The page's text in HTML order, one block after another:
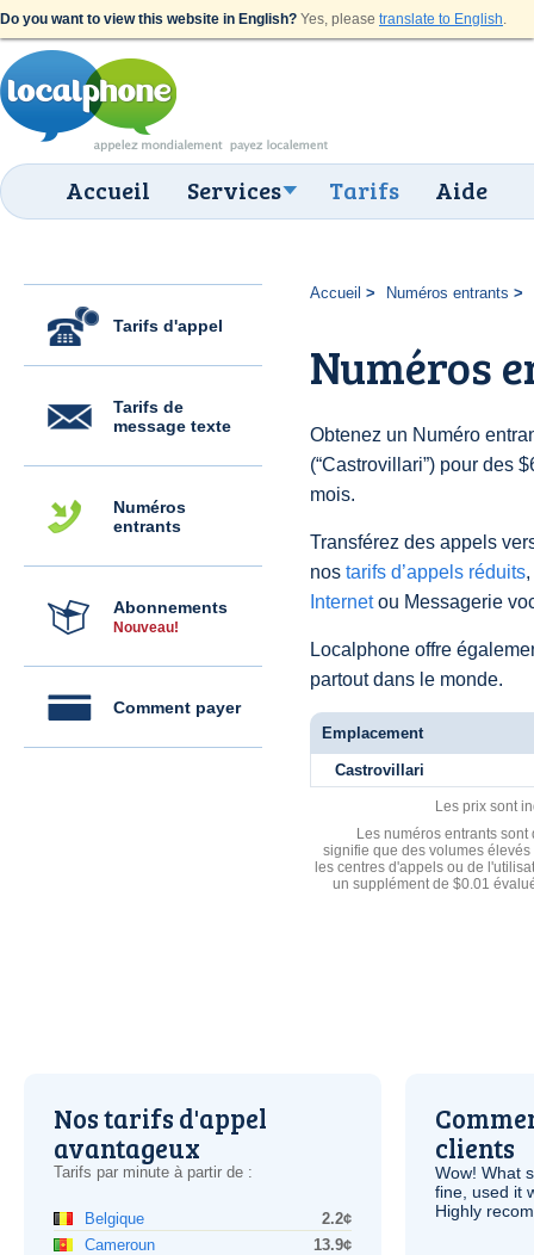
Do you want to view this website in English? Yes, please translate to English.
Accueil Services Tarifs Aide
Tarifs d'appel
Tarifs de
message texte
Numéros
entrants
Abonnements
Nouveau!
Comment payer
Accueil Numéros entrants
Numéros
Obtenez un Numéro
(“Castrovillari”) pour des
mois.
Transférez des appels
nos tarifs d’appels réduits
Internetou Messagerie
Localphone offre
partout dans le monde.
Emplacement
Castrovillari
Les prix sont
Les numéros entrants
signifie que des volumes
les centres d'appels ou de
un supplément de $0.01
Nos tarifs d'appel
avantageux
Tarifs par minute à partir de :
Belgique
2.2¢
Cameroun
13.9¢
clients
Wow! What
fine, used it
Highly